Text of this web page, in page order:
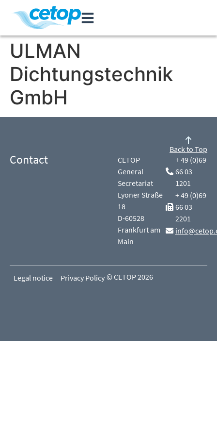
ULMAN
Dichtungstechnik
GmbH
Contact
CETOP
General
Secretariat
Lyoner Straße
18
D-60528
Frankfurt am
Main
+ 49 (0)69
66 03
1201
+ 49 (0)69
66 03
2201
Back to Top
Legal notice Privacy Policy © CETOP 2026